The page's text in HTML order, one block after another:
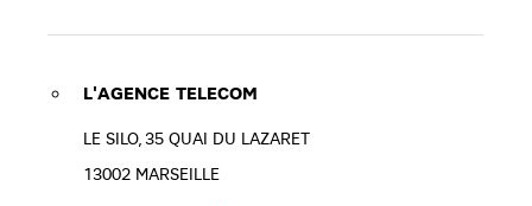
L'AGENCE TELECOM
LE SILO, 35 QUAI DU LAZARET
13002 MARSEILLE